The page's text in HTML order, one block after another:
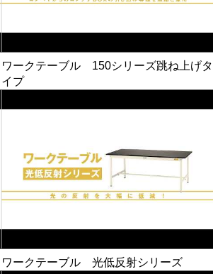
ワークテーブル 150シリーズ跳ね上げタ
イプ
ワークテーブル 光低反射シリーズ